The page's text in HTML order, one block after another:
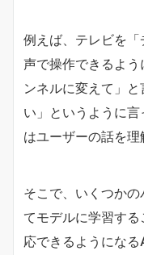
例えば、テレビを
声で操作できるよ
ンネルに変えて」
い」というように
はユーザーの話を理
そこで、いくつか
てモデルに学習す
応できるようになる